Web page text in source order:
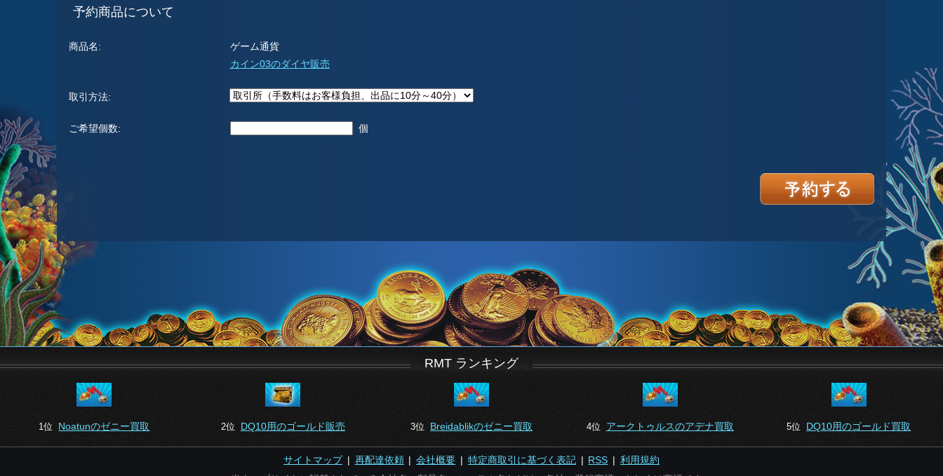
予約商品について
商品名:
ゲーム通貨
カイン03のダイヤ販売
取引方法:
ご希望個数: 個
RMT ランキング
1位 Noatunのゼニー買取 2位 DQ10用のゴールド販売 3位 Breidablikのゼニー買取 4位 アークトゥルスのアデナ買取 5位 DQ10用のゴールド買取
サイトマップ| 再配達依頼|会社概要 | 特定商取引に基づく表記| RSS |利用規約